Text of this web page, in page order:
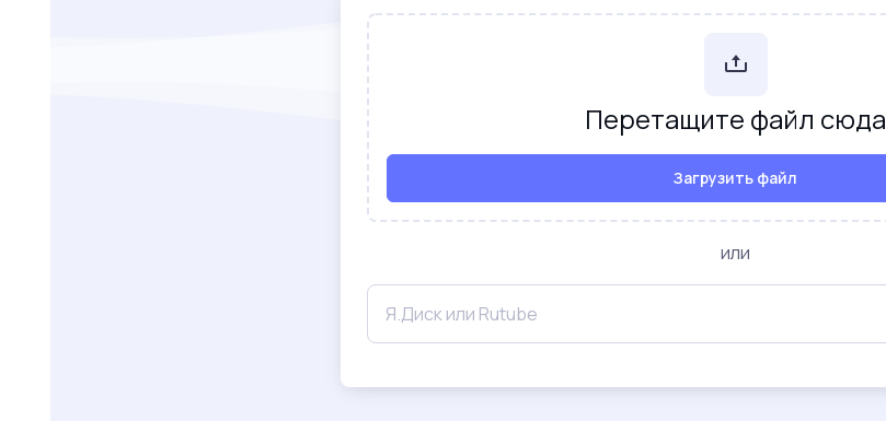
Перетащите файл сюда
Загрузить файл
или